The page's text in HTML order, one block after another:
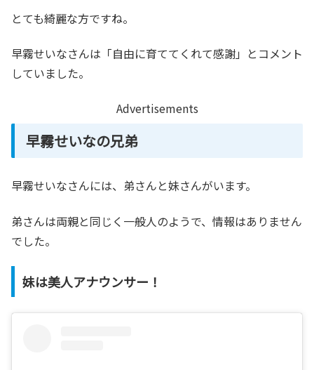
とても綺麗な方ですね。
早霧せいなさんは「自由に育ててくれて感謝」とコメント
していました。
Advertisements
早霧せいなの兄弟
早霧せいなさんには、弟さんと妹さんがいます。
弟さんは両親と同じく一般人のようで、情報はありません
でした。
妹は美人アナウンサー！